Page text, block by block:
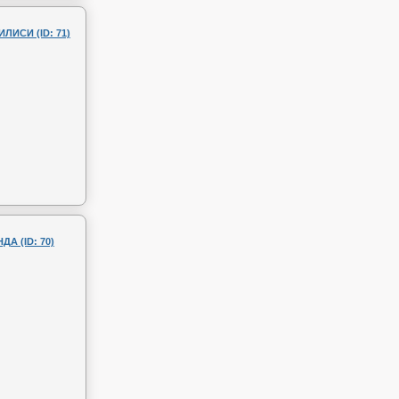
(ID: 71)
(ID: 70)